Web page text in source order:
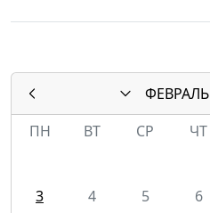
ФЕВРАЛЬ
ПН
ВТ СР ЧТ
3
4 5 6